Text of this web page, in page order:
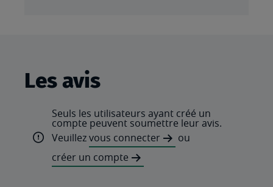
Les avis
Seuls les utilisateurs ayant créé un
compte peuvent soumettre leur avis.
Veuillezvous connecter
ou
créer un compte